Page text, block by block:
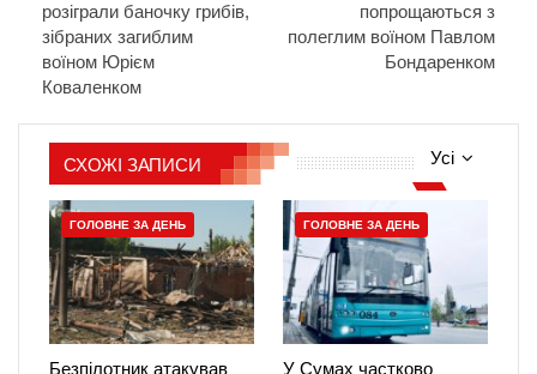
розіграли баночку грибів,
зібраних загиблим
воїном Юрієм
Коваленком
попрощаються з
полеглим воїном Павлом
Бондаренком
Усі
СХОЖІ ЗАПИСИ
ГОЛОВНЕ ЗА ДЕНЬ
Безпілотник атакував
ГОЛОВНЕ ЗА ДЕНЬ
У Сумах частково